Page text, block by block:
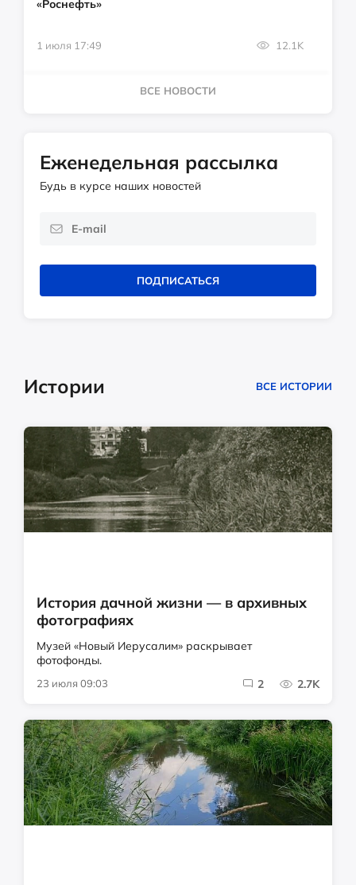
«Роснефть»
1 июля 17:49 12.1K
ВСЕ НОВОСТИ
Еженедельная рассылка
Будь в курсе наших новостей
ПОДПИСАТЬСЯ
Истории ВСЕ ИСТОРИИ
История дачной жизни — в архивных
фотографиях
Музей «Новый Иерусалим» раскрывает
фотофонды.
23 июля 09:03 2 2.7K